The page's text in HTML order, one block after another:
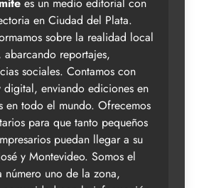
en Ciudad del Plata.
sobre la realidad local
abarcando reportajes,
sociales. Contamos con
digital, enviando ediciones en
en todo el mundo. Ofrecemos
para que tanto pequeños
puedan llegar a su
y Montevideo. Somos el
número uno de la zona,